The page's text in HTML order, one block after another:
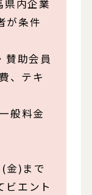
県内企業
が条件
助会員
、テキ
般料金
)まで
ビエント